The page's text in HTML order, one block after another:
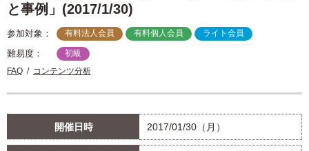
と事例」(2017/1/30)
参加対象： 有料法人会員 有料個人会員 ライト会員
難易度：
初級
FAQ
コンテンツ分析
開催日時 2017/01/30（月）